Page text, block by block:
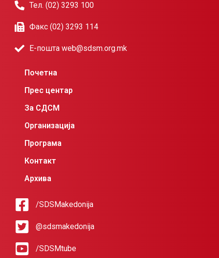
Тел. (02) 3293 100
Факс (02) 3293 114
Е-пошта web@sdsm.org.mk
Почетна
Прес центар
За СДСМ
Организација
Програма
Контакт
Архива
/SDSMakedonija
@sdsmakedonija
/SDSMtube